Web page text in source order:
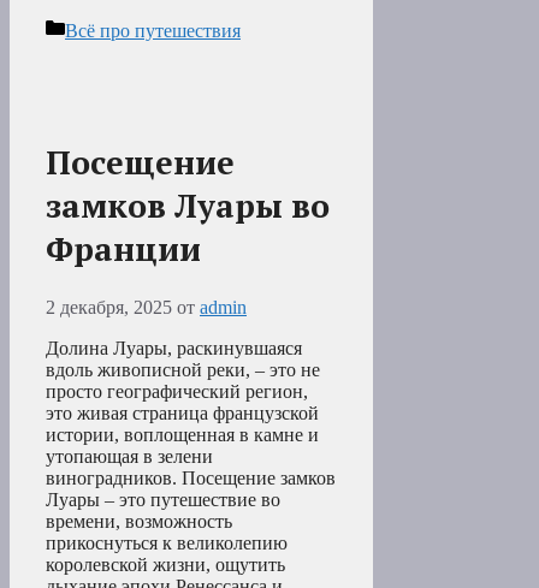
Рубрики
Всё про путешествия
Посещение
замков Луары во
Франции
2 декабря, 2025 от admin
Долина Луары, раскинувшаяся
вдоль живописной реки, – это не
просто географический регион,
это живая страница французской
истории, воплощенная в камне и
утопающая в зелени
виноградников. Посещение замков
Луары – это путешествие во
времени, возможность
прикоснуться к великолепию
королевской жизни, ощутить